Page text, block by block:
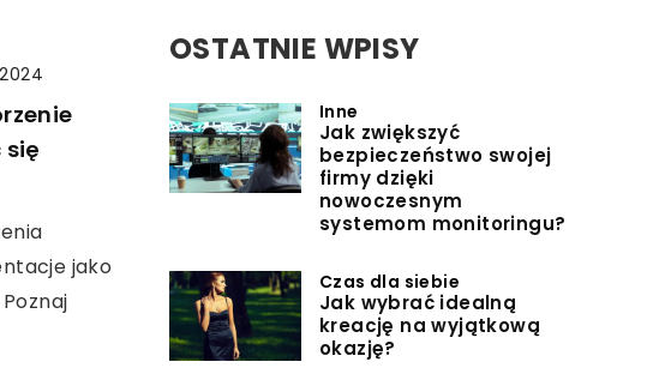
się
jako
OSTATNIE WPISY
Inne
Jak zwiększyć
bezpieczeństwo swojej
firmy dzięki
nowoczesnym
systemom monitoringu?
Czas dla siebie
Jak wybrać idealną
kreację na wyjątkową
okazję?